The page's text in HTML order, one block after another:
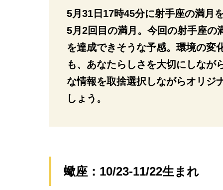
5月31日17時45分に射手座の満月
5月2回目の満月。今回の射手座の
を達成できそうな予感。環境の変
も、あなたらしさを大切にしなが
な情報を取捨選択しながらオリジ
しょう。
蠍座：10/23-11/22生まれ